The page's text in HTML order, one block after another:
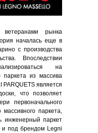
рынка
началась еще в
с производства
Впоследствии
на
паркета из массива
является
что позволяет
первоначального
паркета,
инженерный паркет
и под брендом Legni